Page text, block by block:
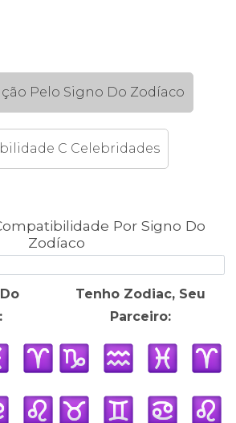
Pelo Signo Do Zodíaco
C Celebridades
Por Signo Do
Zodíaco
Tenho Zodiac, Seu
Parceiro: